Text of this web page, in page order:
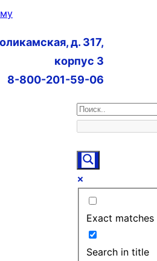
д. 317,
корпус 3
8-800-201-59-06
Exact matches
Search in title